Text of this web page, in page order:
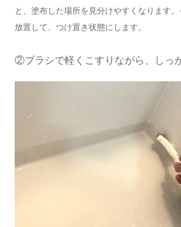
と、塗布した場所を見分けやすくなります。
放置して、つけ置き状態にします。
②ブラシで軽くこすりながら、しっ